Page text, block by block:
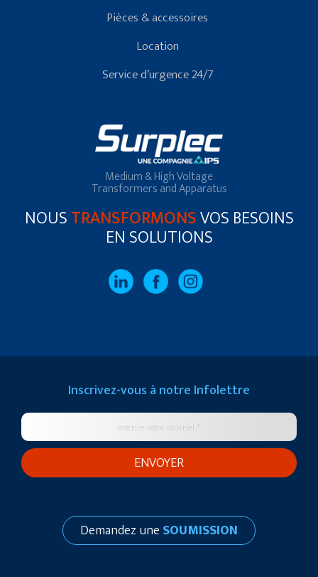
Pièces & accessoires
Location
Service d’urgence 24/7
Medium & High Voltage
Transformers and Apparatus
NOUSTRANSFORMONSVOS BESOINS
EN SOLUTIONS
Inscrivez-vous à notre Infolettre
Demandez une SOUMISSION